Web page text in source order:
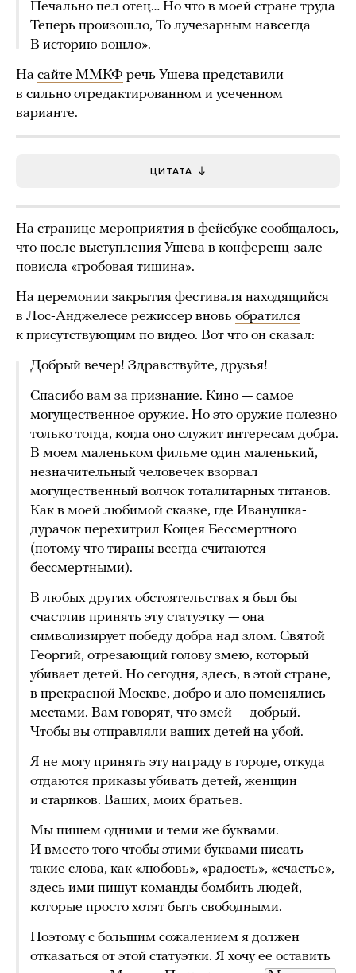
Печально пел отец… Но что в моей стране труда
Теперь произошло, То лучезарным навсегда
В историю вошло».
На сайте ММКФ речь Ушева представили
в сильно отредактированном и усеченном
варианте.
ЦИТАТА
На странице мероприятия в фейсбуке сообщалось,
что после выступления Ушева в конференц-зале
повисла «гробовая тишина».
На церемонии закрытия фестиваля находящийся
в Лос-Анджелесе режиссер вновь обратился
к присутствующим по видео. Вот что он сказал:
Добрый вечер! Здравствуйте, друзья!
Спасибо вам за признание. Кино — самое
могущественное оружие. Но это оружие полезно
только тогда, когда оно служит интересам добра.
В моем маленьком фильме один маленький,
незначительный человечек взорвал
могущественный волчок тоталитарных титанов.
Как в моей любимой сказке, где Иванушка-
дурачок перехитрил Кощея Бессмертного
(потому что тираны всегда считаются
бессмертными).
В любых других обстоятельствах я был бы
счастлив принять эту статуэтку — она
символизирует победу добра над злом. Святой
Георгий, отрезающий голову змею, который
убивает детей. Но сегодня, здесь, в этой стране,
в прекрасной Москве, добро и зло поменялись
местами. Вам говорят, что змей — добрый.
Чтобы вы отправляли ваших детей на убой.
Я не могу принять эту награду в городе, откуда
отдаются приказы убивать детей, женщин
и стариков. Ваших, моих братьев.
Мы пишем одними и теми же буквами.
И вместо того чтобы этими буквами писать
такие слова, как «любовь», «радость», «счастье»,
здесь ими пишут команды бомбить людей,
которые просто хотят быть свободными.
Поэтому с большим сожалением я должен
отказаться от этой статуэтки. Я хочу ее оставить